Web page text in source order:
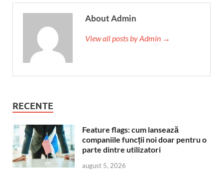
About Admin
View all posts by Admin →
RECENTE
Feature flags: cum lansează
companiile funcții noi doar pentru o
parte dintre utilizatori
august 5, 2026